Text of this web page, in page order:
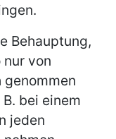
Behauptung,
von
bei einem
jeden